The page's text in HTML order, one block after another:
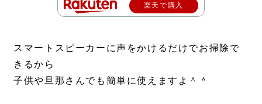
楽天で購入
スマートスピーカーに声をかけるだけでお掃除で
きるから
子供や旦那さんでも簡単に使えますよ＾＾